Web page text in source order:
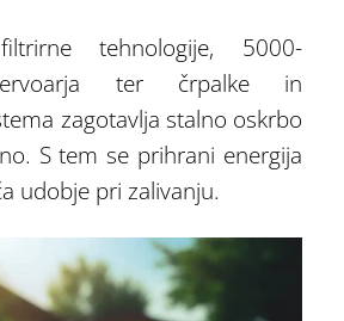
tehnologije, 5000-
ter črpalke in
zagotavlja stalno oskrbo
S tem se prihrani energija
udobje pri zalivanju.